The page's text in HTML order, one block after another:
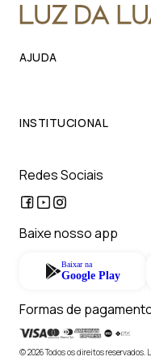
AJUDA
INSTITUCIONAL
Redes Sociais
Baixe nosso app
Baixar na
Google Play
Formas de
© 2026 Todos os direitos reservados.